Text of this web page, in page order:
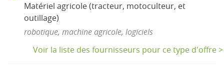
Matériel agricole (tracteur, motoculteur, et
outillage)
robotique, machine agricole, logiciels
Voir la liste des fournisseurs pour ce type d'offre >